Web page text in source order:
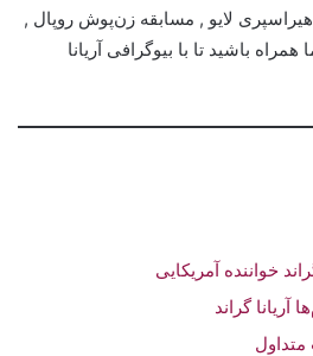
لایو , مسابقه زن‌پوش روپال ,
باشید تا با بیوگرافی آریانا
خواننده آمریکایی
آریانا گراند